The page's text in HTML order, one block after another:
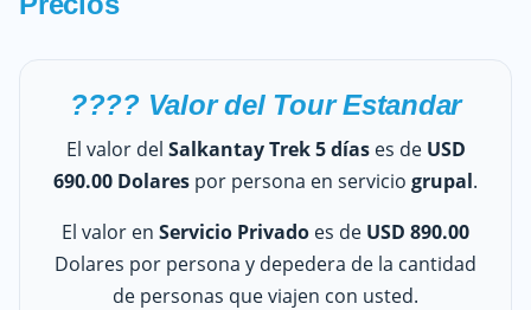
???? Valor del Tour Estandar
El valor del Salkantay Trek 5 días es de USD
690.00 Dolares por persona en servicio grupal.
El valor en Servicio Privado es de USD 890.00
Dolares por persona y depedera de la cantidad
de personas que viajen con usted.